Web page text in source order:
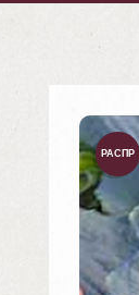
РАСПР
ОДАЖА